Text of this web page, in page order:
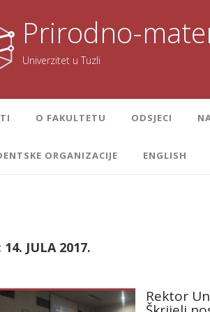
Prirodno-
Univerzitet u Tuzli
O FAKULTETU ODSJECI
ORGANIZACIJE ENGLISH
14. JULA 2017.
Rektor